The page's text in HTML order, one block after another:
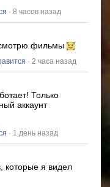
· 8 часов назад
фильмы
· 2 часа назад
Только
аккаунт
· 1 день назад
которые я видел